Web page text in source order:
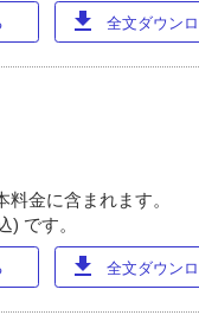
download 全文ダウン
金に含まれます。
です。
download 全文ダウン